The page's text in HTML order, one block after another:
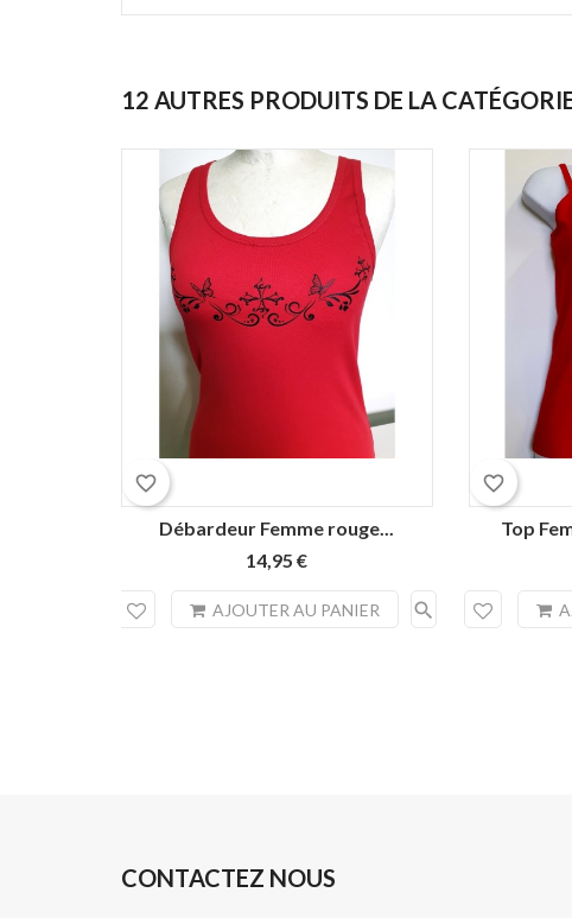
12 AUTRES PRODUITS DE LA
favorite_border
Débardeur Femme rouge...
14,95 €
AJOUTER AU PANIER search
favorite_border
Top
CONTACTEZ NOUS